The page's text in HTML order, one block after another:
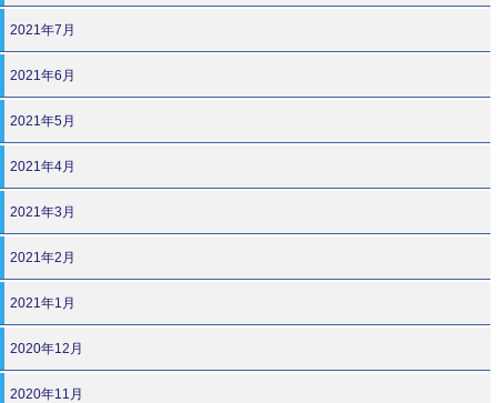
2021年7月
2021年6月
2021年5月
2021年4月
2021年3月
2021年2月
2021年1月
2020年12月
2020年11月